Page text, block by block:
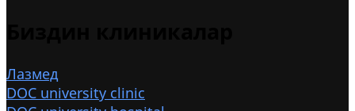
Лазмед
DOC university clinic